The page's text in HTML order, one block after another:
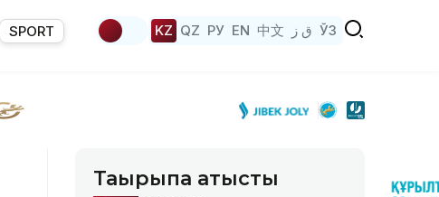
SPORT KZ QZ РУ EN 中文 ق ز ЎЗ
Тақырыпқа қатысты